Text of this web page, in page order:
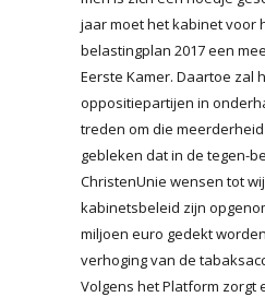
jaar moet het kabinet voor
belastingplan 2017 een
Eerste Kamer. Daartoe zal
oppositiepartijen in
treden om die
gebleken dat in de tegen-
ChristenUnie wensen tot
kabinetsbeleid zijn
miljoen euro gedekt
verhoging van de
Volgens het Platform zorgt